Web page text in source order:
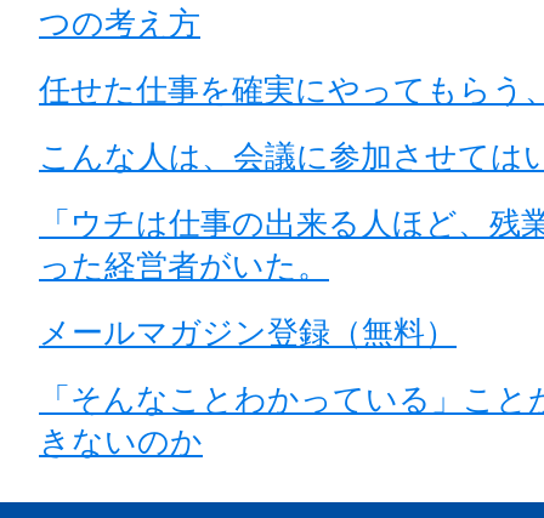
つの考え方
任せた仕事を確実にやってもらう
こんな人は、会議に参加させては
「ウチは仕事の出来る人ほど、残
った経営者がいた。
メールマガジン登録（無料）
「そんなことわかっている」こと
きないのか